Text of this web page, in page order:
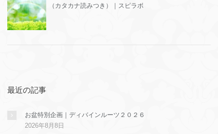
（カタカナ読みつき）｜スピラボ
最近の記事
お盆特別企画｜ディバインルーツ２０２６
2026年8月8日